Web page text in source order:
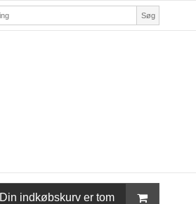
Søg
Din indkøbskurv er tom